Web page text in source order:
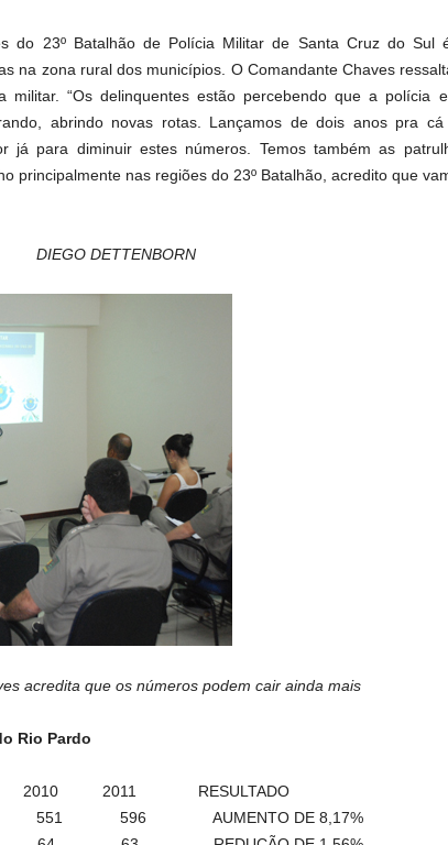
do 23º Batalhão de Polícia Militar de Santa Cruz do Sul
na zona rural dos municípios. O Comandante Chaves
militar. “Os delinquentes estão percebendo que a polícia
abrindo novas rotas. Lançamos de dois anos pra cá
já para diminuir estes números. Temos também as
principalmente nas regiões do 23º Batalhão, acredito que
DIEGO DETTENBORN
acredita que os números podem cair ainda mais
Rio Pardo
2011 RESULTADO
AUMENTO DE 8,17%